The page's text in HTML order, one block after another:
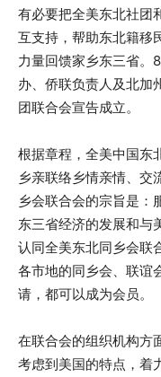
有必要把全美东北社团
互支持，帮助东北籍移
力量回馈家乡东三省。
办、侨联负责人及北加
团联合会宣告成立。
根据章程，全美中国东
乡亲联络乡情亲情、交
乡会联合会的宗旨是：
东三省经济的发展和与
认同全美东北同乡会联
各市地的同乡会、联谊
请，都可以成为会员。
在联合会的组织机构方
考虑到美国的特点，着